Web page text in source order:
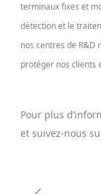
terminaux fixes et
détection et le
nos centres de R&D
protéger nos clients
Pour plus
et suivez-nous